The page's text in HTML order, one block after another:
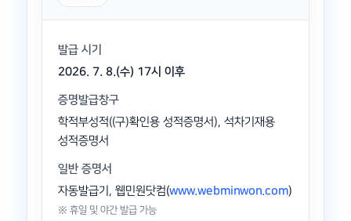
발급 시기
2026. 7. 8.(수) 17시 이후
증명발급창구
학적부성적((구)확인용 성적증명서), 석차기재용
성적증명서
일반 증명서
자동발급기, 웹민원닷컴(www.webminwon.com)
※ 휴일 및 야간 발급 가능